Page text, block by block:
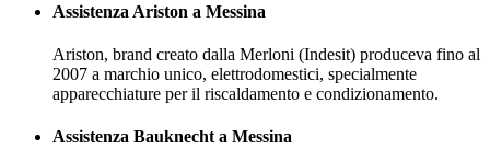
Assistenza Ariston a Messina
Ariston, brand creato dalla Merloni (Indesit) produceva fino al
2007 a marchio unico, elettrodomestici, specialmente
apparecchiature per il riscaldamento e condizionamento.
Assistenza Bauknecht a Messina